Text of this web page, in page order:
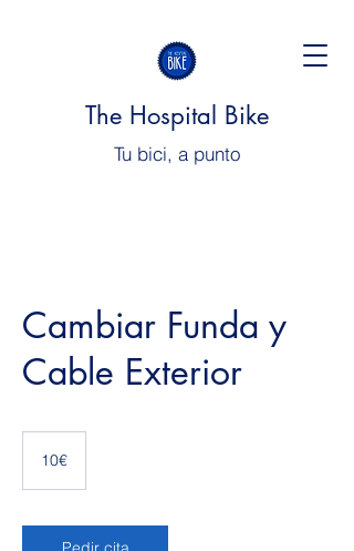
The Hospital Bike
Tu bici, a punto
Cambiar Funda y
Cable Exterior
10€